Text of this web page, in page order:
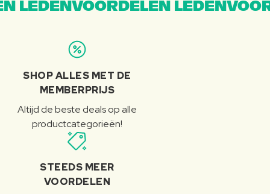
LEDENVOORDELEN
SHOP ALLES MET DE
MEMBERPRIJS
Altijd de beste deals op alle
productcategorieën!
STEEDS MEER
VOORDELEN